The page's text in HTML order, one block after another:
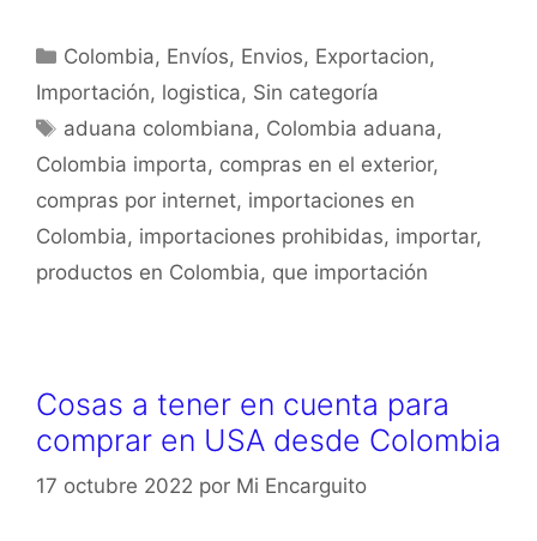
Colombia, Envíos, Envios, Exportacion,
Importación, logistica, Sin categoría
aduana colombiana, Colombia aduana,
Colombia importa, compras en el exterior,
compras por internet, importaciones en
Colombia, importaciones prohibidas, importar,
productos en Colombia, que importación
Cosas a tener en cuenta para
comprar en USA desde Colombia
17 octubre 2022 por Mi Encarguito